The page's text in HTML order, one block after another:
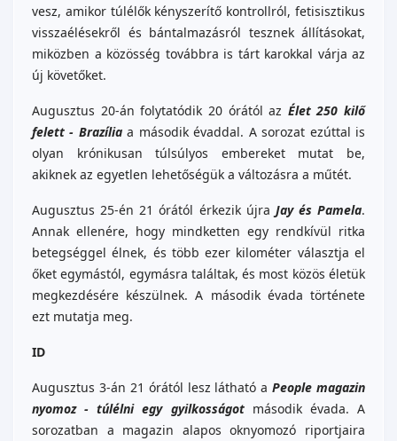
vesz, amikor túlélők kényszerítő kontrollról, fetisisztikus
visszaélésekről és bántalmazásról tesznek állításokat,
miközben a közösség továbbra is tárt karokkal várja az
új követőket.
Augusztus 20-án folytatódik 20 órától az Élet 250 kilő
felett - Brazíliaa második évaddal. A sorozat ezúttal is
olyan krónikusan túlsúlyos embereket mutat be,
akiknek az egyetlen lehetőségük a változásra a műtét.
Augusztus 25-én 21 órától érkezik újra Jay és Pamela.
Annak ellenére, hogy mindketten egy rendkívül ritka
betegséggel élnek, és több ezer kilométer választja el
őket egymástól, egymásra találtak, és most közös életük
megkezdésére készülnek. A második évada története
ezt mutatja meg.
ID
Augusztus 3-án 21 órától lesz látható aPeople magazin
nyomoz - túlélni egy gyilkosságot második évada. A
sorozatban a magazin alapos oknyomozó riportjaira